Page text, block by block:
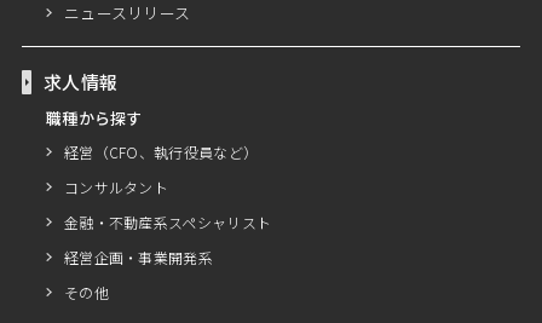
ニュースリリース
求人情報
職種から探す
経営（CFO、執行役員など）
コンサルタント
金融・不動産系スペシャリスト
経営企画・事業開発系
その他